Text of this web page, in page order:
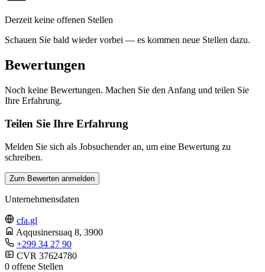
Derzeit keine offenen Stellen
Schauen Sie bald wieder vorbei — es kommen neue Stellen dazu.
Bewertungen
Noch keine Bewertungen. Machen Sie den Anfang und teilen Sie
Ihre Erfahrung.
Teilen Sie Ihre Erfahrung
Melden Sie sich als Jobsuchender an, um eine Bewertung zu
schreiben.
Zum Bewerten anmelden
Unternehmensdaten
cfa.gl
Aqqusinersuaq 8, 3900
+299 34 27 90
CVR 37624780
0 offene Stellen